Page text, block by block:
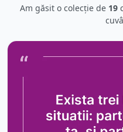
Am găsit o colecție de 19